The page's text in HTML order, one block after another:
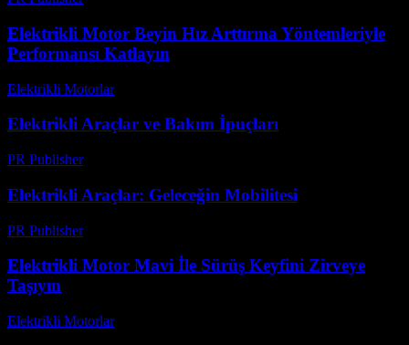
Elektrikli Motor Beyin Hız Arttırma Yöntemleriyle
Performansı Katlayın
Elektrikli Motorlar-
Elektrikli Araçlar ve Bakım İpuçları
PR Publisher-
Elektrikli Araçlar: Geleceğin Mobilitesi
PR Publisher-
Elektrikli Motor Mavi İle Sürüş Keyfini Zirveye
Taşıyın
Elektrikli Motorlar-